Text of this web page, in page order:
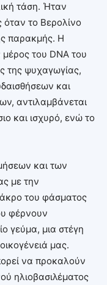
τάση. Ήταν
όταν το Βερολίνο
παρακμής. Η
του DNA του
της ψυχαγωγίας,
και
αντιλαμβάνεται
και ισχυρό, ενώ το
και των
με την
του φάσματος
φέρνουν
γεύμα, μια στέγη
μας.
να προκαλούν
ηλιοβασιλέματος